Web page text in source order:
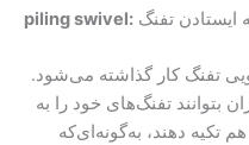
piling swivel: ایستادن تفنگ
تفنگ کار گذاشته می‌شود.
بتوانند تفنگ‌های خود را به
تکیه دهند، به‌گونه‌ای‌که